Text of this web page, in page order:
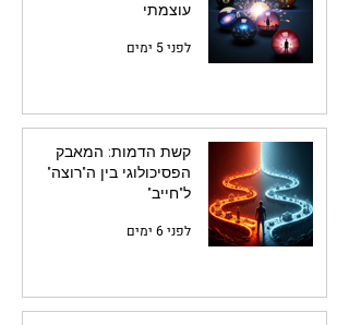
עוצמתי
לפני 5 ימים
קשת הדמות: המאבק
הפסיכולוגי בין ה"רוצה"
ל"חייב"
לפני 6 ימים